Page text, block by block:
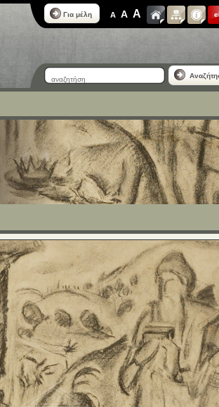
Για μέλη A A A